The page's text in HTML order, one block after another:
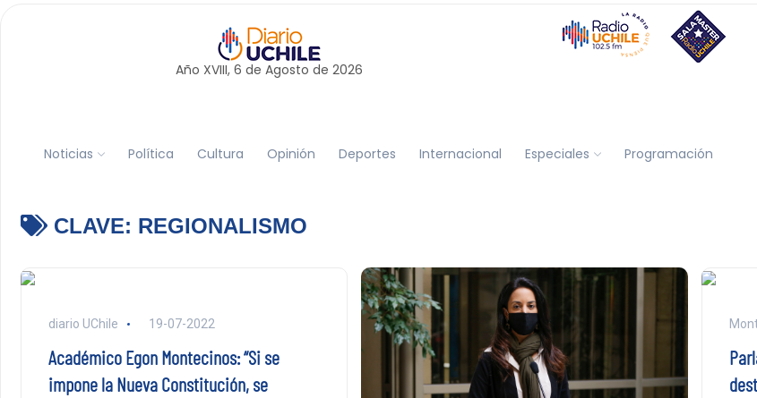
Año XVIII, 6 de Agosto de 2026
Noticias Política Cultura Opinión Deportes Internacional Especiales Programación
CLAVE: REGIONALISMO
diario UChile 19-07-2022
Académico Egon Montecinos: “Si se
impone la Nueva Constitución, se